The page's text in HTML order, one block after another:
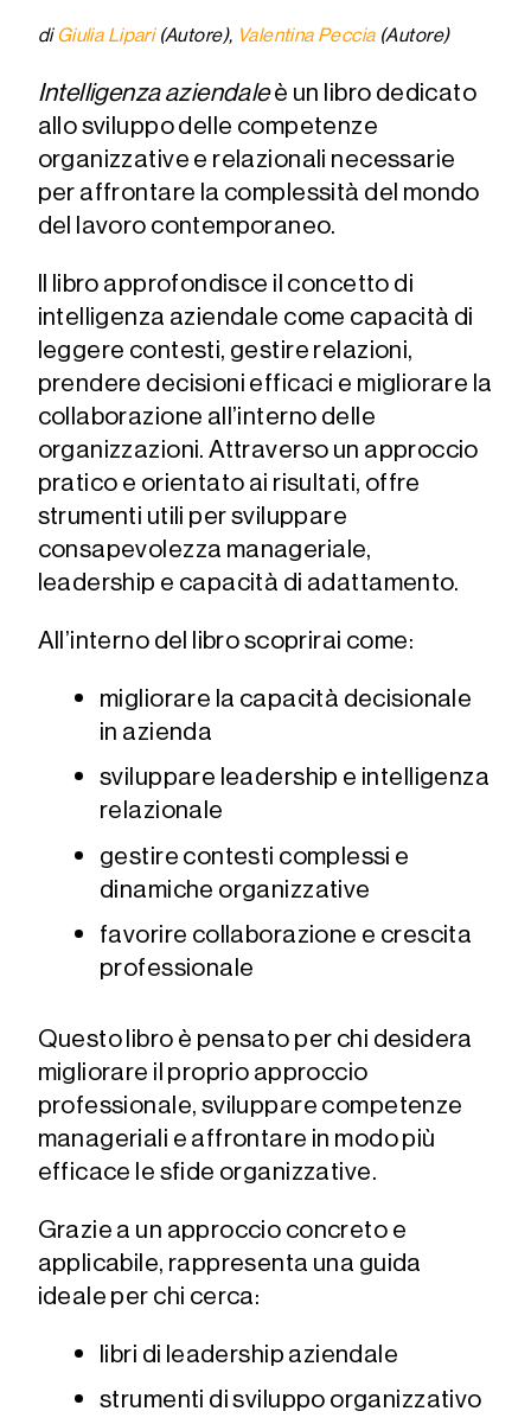
diGiulia Lipari(Autore), Valentina Peccia(Autore)
Intelligenza aziendaleè un libro dedicato
allo sviluppo delle competenze
organizzative e relazionali necessarie
per affrontare la complessità del mondo
del lavoro contemporaneo.
Il libro approfondisce il concetto di
intelligenza aziendale come capacità di
leggere contesti, gestire relazioni,
prendere decisioni efficaci e migliorare la
collaborazione all’interno delle
organizzazioni. Attraverso un approccio
pratico e orientato ai risultati, offre
strumenti utili per sviluppare
consapevolezza manageriale,
leadership e capacità di adattamento.
All’interno del libro scoprirai come:
migliorare la capacità decisionale
in azienda
sviluppare leadership e intelligenza
relazionale
gestire contesti complessi e
dinamiche organizzative
favorire collaborazione e crescita
professionale
Questo libro è pensato per chi desidera
migliorare il proprio approccio
professionale, sviluppare competenze
manageriali e affrontare in modo più
efficace le sfide organizzative.
Grazie a un approccio concreto e
applicabile, rappresenta una guida
ideale per chi cerca:
libri di leadership aziendale
strumenti di sviluppo organizzativo